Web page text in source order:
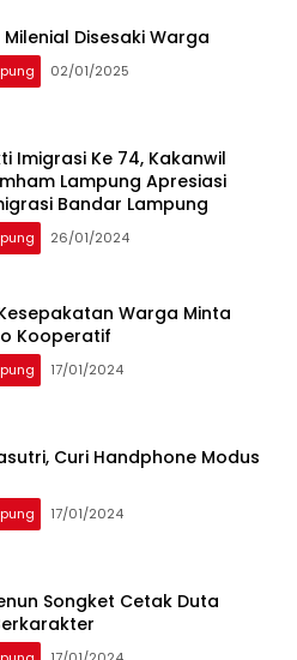
Milenial Disesaki Warga
02/01/2025
Imigrasi Ke 74, Kakanwil
Lampung Apresiasi
Bandar Lampung
26/01/2024
Warga Minta
Kooperatif
17/01/2024
Curi Handphone Modus
17/01/2024
Songket Cetak Duta